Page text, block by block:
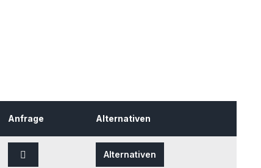
Anfrage Alternativen
Alternativen